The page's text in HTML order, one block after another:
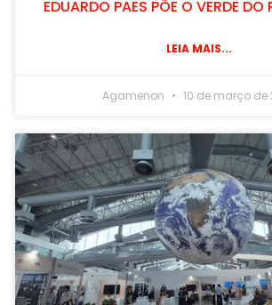
EDUARDO PAES PÕE O VERDE DO
LEIA MAIS...
Agamenon 10 de março de